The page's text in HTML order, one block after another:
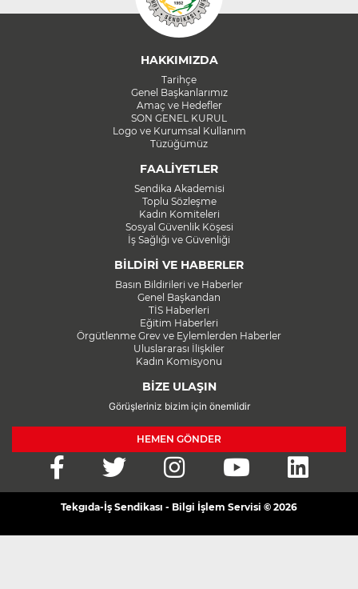
HAKKIMIZDA
Tarihçe
Genel Başkanlarımız
Amaç ve Hedefler
SON GENEL KURUL
Logo ve Kurumsal Kullanım
Tüzüğümüz
FAALİYETLER
Sendika Akademisi
Toplu Sözleşme
Kadın Komiteleri
Sosyal Güvenlik Köşesi
İş Sağlığı ve Güvenliği
BİLDİRİ VE HABERLER
Basın Bildirileri ve Haberler
Genel Başkandan
TİS Haberleri
Eğitim Haberleri
Örgütlenme Grev ve Eylemlerden Haberler
Uluslararası İlişkiler
Kadın Komisyonu
BİZE ULAŞIN
Görüşleriniz bizim için önemlidir
HEMEN GÖNDER
Tekgıda-İş Sendikası - Bilgi İşlem Servisi © 2026